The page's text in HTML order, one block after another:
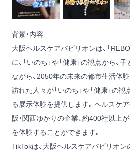
背景・内容
大阪ヘルスケアパビリオンは、「
に、「いのち」や「健康」の観点から
ながら、2050年の未来の都市生活体験
訪れた人々が「いのち」や「健康」の
る展示体験を提供します。ヘルスケ
阪・関西ゆかりの企業、約400社以上
を体験することができます。
TikTokは、大阪ヘルスケアパビリオン